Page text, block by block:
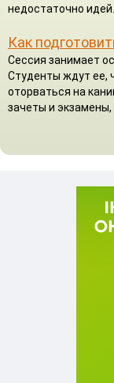
недостаточно идей.
Как
Сессия занимает
Студенты ждут ее,
оторваться на
зачеты и экзамены,